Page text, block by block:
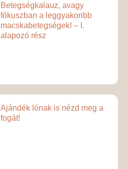
Betegségkalauz, avagy
fókuszban a leggyakoribb
macskabetegségek! – I.
alapozó rész
Ajándék lónak is nézd meg a
fogát!